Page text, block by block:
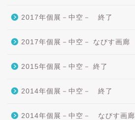
2017年個展－中空－ 終了
2017年個展－中空－ なびす画廊
2015年個展－中空－ 終了
2014年個展－中空－ 終了
2014年個展－中空－ なびす画廊